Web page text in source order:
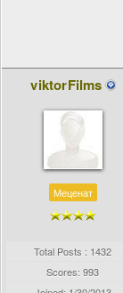
viktorFilms
Меценат
Total Posts : 1432
Scores: 993